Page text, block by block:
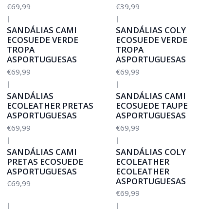
€69,99 €39,99
|
SANDÁLIAS CAMI
ECOSUEDE VERDE
TROPA
ASPORTUGUESAS
€69,99
|
SANDÁLIAS COLY
ECOSUEDE VERDE
TROPA
ASPORTUGUESAS
€69,99
|
SANDÁLIAS
ECOLEATHER PRETAS
ASPORTUGUESAS
€69,99
|
SANDÁLIAS CAMI
ECOSUEDE TAUPE
ASPORTUGUESAS
€69,99
|
SANDÁLIAS CAMI
PRETAS ECOSUEDE
ASPORTUGUESAS
€69,99
|
SANDÁLIAS COLY
ECOLEATHER
ECOLEATHER
ASPORTUGUESAS
€69,99
| |